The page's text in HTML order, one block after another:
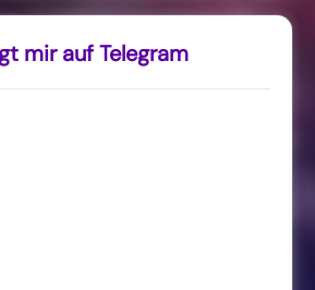
mir auf Telegram